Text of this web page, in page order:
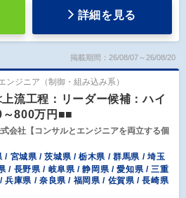
詳細を見る
掲載期間：26/08/07～26/08/20
ンジニア（制御・組み込み系）
流工程：リーダー候補：ハイ
800万円■■
会社【コンサルとエンジニアを両立する個
/ 宮城県 / 茨城県 / 栃木県 / 群馬県 / 埼玉
/ 長野県 / 岐阜県 / 静岡県 / 愛知県 / 三重
兵庫県 / 奈良県 / 福岡県 / 佐賀県 / 長崎県